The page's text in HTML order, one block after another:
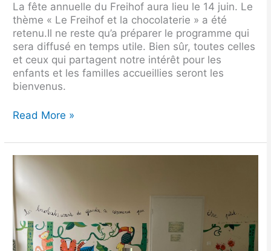
La fête annuelle du Freihof aura lieu le 14 juin. Le
thème « Le Freihof et la chocolaterie » a été
retenu.Il ne reste qu’a préparer le programme qui
sera diffusé en temps utile. Bien sûr, toutes celles
et ceux qui partagent notre intérêt pour les
enfants et les familles accueillies seront les
bienvenus.
Read More »
Salles
visite